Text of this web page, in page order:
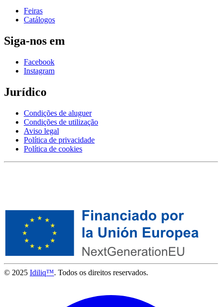
Feiras
Catálogos
Siga-nos em
Facebook
Instagram
Jurídico
Condições de aluguer
Condições de utilização
Aviso legal
Política de privacidade
Política de cookies
© 2025 Idiliq™. Todos os direitos reservados.